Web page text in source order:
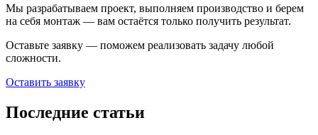
Мы разрабатываем проект, выполняем производство и берем
на себя монтаж — вам остаётся только получить результат.
Оставьте заявку — поможем реализовать задачу любой
сложности.
Оставить заявку
Последние статьи